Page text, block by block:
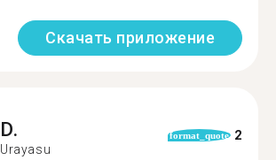
Скачать приложение
D.
Urayasu
format_quote 2